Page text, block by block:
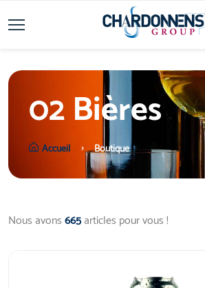
02 Bières
Accueil Boutique
Nous avons665articles pour vous !